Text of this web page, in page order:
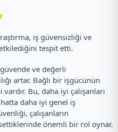
iş güvensizliği ve
etkilediğini tespit etti.
ve değerli
artar. Bağlı bir işgücünün
Bu, daha iyi çalışanları
daha iyi genel iş
çalışanların
önemli bir rol oynar.